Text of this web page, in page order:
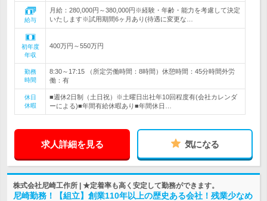
給与
月給：280,000円～380,000円※経験・年齢・能力を考慮して決定
いたします※試用期間6ヶ月あり(待遇に変更な…
初年度
年収
400万円～550万円
勤務
時間
8:30～17:15 （所定労働時間：8時間）休憩時間：45分時間外労
働：有
休日
休暇
■週休2日制（土日祝）※土曜日出社年10回程度有(会社カレンダ
ーによる)■年間有給休暇あり■年間休日…
求人詳細を見る 気になる
株式会社尼崎工作所 | ★定着率も高く安定して勤務ができます。
尼崎勤務！【組立】創業110年以上の歴史ある会社！残業少なめ